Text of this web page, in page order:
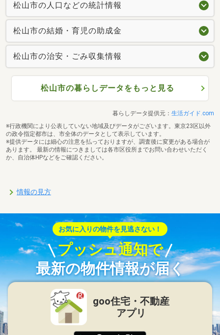
松山市の人口などの統計情報
松山市の結婚・育児の助成金
松山市の治安・ごみ収集情報
松山市の暮らしデータをもっと見る
暮らしデータ提供元： 生活ガイド.com
※行政機関により公表していない地域及びデータがございます。東京23区以外
の政令指定都市は、市全体のデータとして表示しています。
※提供データには細心の注意を払っておりますが、調査後に変更がある場合が
あります。 最新の情報につきましては各市区役所までお問い合わせいただく
か、自治体HPなどをご確認ください。
情報の見方
お気に入りの物件を見逃さない！
プッシュ通知で
最新の物件情報が届く
goo住宅・不動産
アプリ